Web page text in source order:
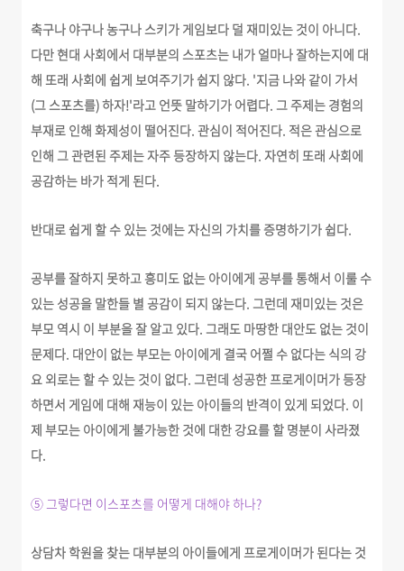
축구나 야구나 농구나 스키가 게임보다 덜 재미있는 것이 아니다.
다만 현대 사회에서 대부분의 스포츠는 내가 얼마나 잘하는지에 대
해 또래 사회에 쉽게 보여주기가 쉽지 않다. '지금 나와 같이 가서
(그 스포츠를) 하자!'라고 언뜻 말하기가 어렵다. 그 주제는 경험의
부재로 인해 화제성이 떨어진다. 관심이 적어진다. 적은 관심으로
인해 그 관련된 주제는 자주 등장하지 않는다. 자연히 또래 사회에
공감하는 바가 적게 된다.
반대로 쉽게 할 수 있는 것에는 자신의 가치를 증명하기가 쉽다.
공부를 잘하지 못하고 흥미도 없는 아이에게 공부를 통해서 이룰 수
있는 성공을 말한들 별 공감이 되지 않는다. 그런데 재미있는 것은
부모 역시 이 부분을 잘 알고 있다. 그래도 마땅한 대안도 없는 것이
문제다. 대안이 없는 부모는 아이에게 결국 어쩔 수 없다는 식의 강
요 외로는 할 수 있는 것이 없다. 그런데 성공한 프로게이머가 등장
하면서 게임에 대해 재능이 있는 아이들의 반격이 있게 되었다. 이
제 부모는 아이에게 불가능한 것에 대한 강요를 할 명분이 사라졌
다.
⑤ 그렇다면 이스포츠를 어떻게 대해야 하나?
상담차 학원을 찾는 대부분의 아이들에게 프로게이머가 된다는 것